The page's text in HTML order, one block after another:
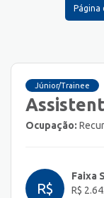
Página
Júnior/Trainee
Ocupação:
R$
Faixa
R$